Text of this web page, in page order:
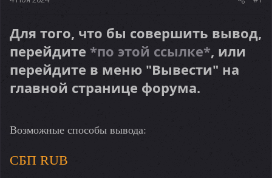
Для того, что бы совершить вывод,
перейдите *по этой ссылке*, или
перейдите в меню "Вывести" на
главной странице форума.
Возможные способы вывода:
СБП RUB